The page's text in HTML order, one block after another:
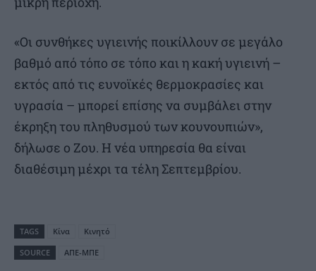
«Οι συνθήκες υγιεινής ποικίλλουν σε μεγάλο
βαθμό από τόπο σε τόπο και η κακή υγιεινή –
εκτός από τις ευνοϊκές θερμοκρασίες και
υγρασία – μπορεί επίσης να συμβάλει στην
έκρηξη του πληθυσμού των κουνουπιών»,
δήλωσε ο Ζου. Η νέα υπηρεσία θα είναι
διαθέσιμη μέχρι τα τέλη Σεπτεμβρίου.
TAGS Κίνα
Κινητό
SOURCE
ΑΠΕ-ΜΠΕ